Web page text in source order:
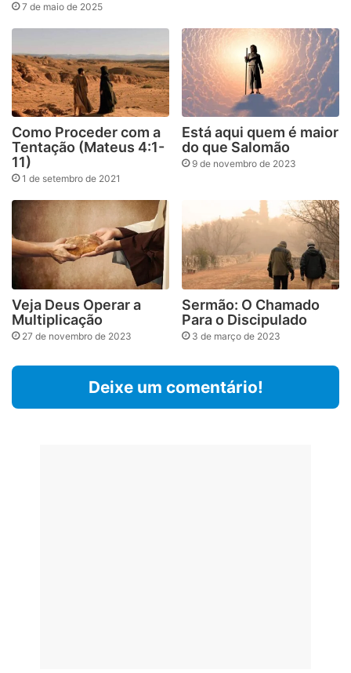
7 de maio de 2025
Como Proceder com a
Tentação (Mateus 4:1-
11)
1 de setembro de 2021
Está aqui quem é maior
do que Salomão
9 de novembro de 2023
Veja Deus Operar a
Multiplicação
27 de novembro de 2023
Sermão: O Chamado
Para o Discipulado
3 de março de 2023
Deixe um comentário!